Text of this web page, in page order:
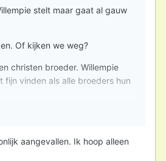
stelt maar gaat al gauw
Of kijken we weg?
christen broeder. Willempie
vinden als alle broeders hun
aangevallen. Ik hoop alleen